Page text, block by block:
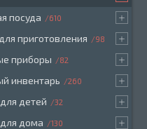
посуда 610
приготовления 98
приборы 82
инвентарь 260
детей 32
дома 130